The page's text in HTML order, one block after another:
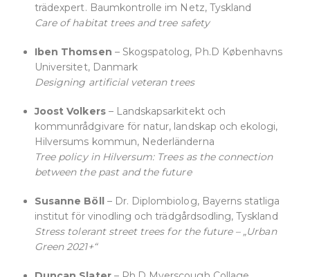
trädexpert. Baumkontrolle im Netz, Tyskland
Care of habitat trees and tree safety
Iben Thomsen – Skogspatolog, Ph.D Københavns
Universitet, Danmark
Designing artificial veteran trees
Joost Volkers– Landskapsarkitekt och
kommunrådgivare för natur, landskap och ekologi,
Hilversums kommun, Nederländerna
Tree policy in Hilversum: Trees as the connection
between the past and the future
Susanne Böll– Dr. Diplombiolog, Bayerns statliga
institut för vinodling och trädgårdsodling, Tyskland
Stress tolerant street trees for the future – „Urban
Green 2021+“